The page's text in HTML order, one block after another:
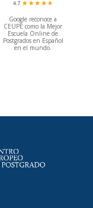
Google reconoce a
CEUPE como la Mejor
Escuela Online de
Postgrados en Español
en el mundo.